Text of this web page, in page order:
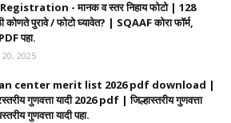
- मानक व स्तर निहाय फोटो | 128
कोणते पुरावे / फोटो घ्यावेत? | SQAAF कोरा फॉर्म,
पहा.
2025
center merit list 2026 pdf download |
गुणवत्ता यादी 2026 pdf | जिल्हास्तरीय गुणवत्ता
गुणवत्ता यादी पहा.